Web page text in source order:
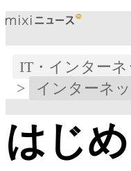
IT・インターネ
>
インターネッ
はじ